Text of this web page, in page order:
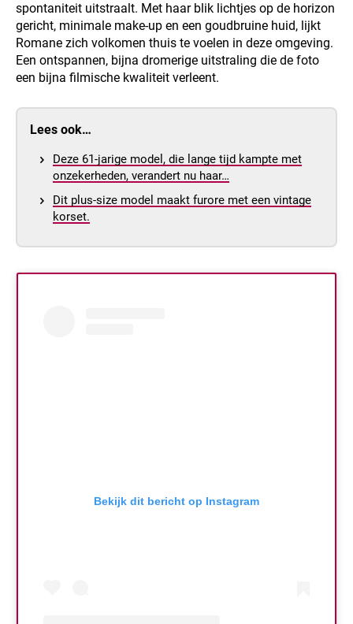
spontaniteit uitstraalt. Met haar blik lichtjes op de horizon
gericht, minimale make-up en een goudbruine huid, lijkt
Romane zich volkomen thuis te voelen in deze omgeving.
Een ontspannen, bijna dromerige uitstraling die de foto
een bijna filmische kwaliteit verleent.
Lees ook…
Deze 61-jarige model, die lange tijd kampte met
onzekerheden, verandert nu haar…
Dit plus-size model maakt furore met een vintage
korset.
Bekijk dit bericht op Instagram